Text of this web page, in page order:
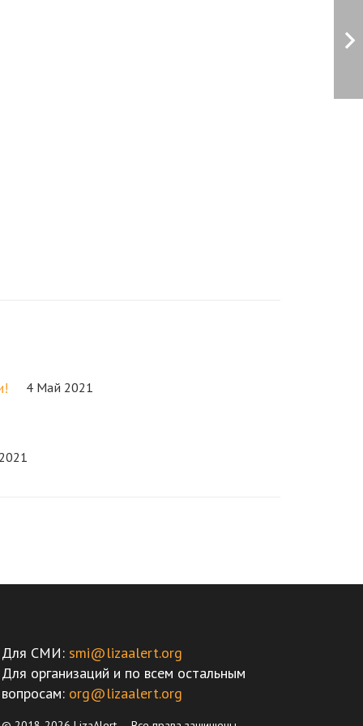
4 Май 2021
Для СМИ: smi@lizaalert.org
Для организаций и по всем остальным
вопросам: org@lizaalert.org